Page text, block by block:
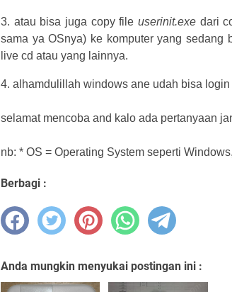
3. atau bisa juga copy file userinit.exedari
sama ya OSnya) ke komputer yang sedang
live cd atau yang lainnya.
4. alhamdulillah windows ane udah bisa login
selamat mencoba and kalo ada pertanyaan
nb: * OS = Operating System seperti
Berbagi :
Anda mungkin menyukai postingan ini :